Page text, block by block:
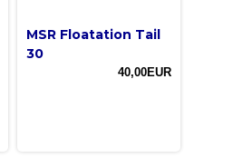
MSR Floatation Tail
30
40,00EUR